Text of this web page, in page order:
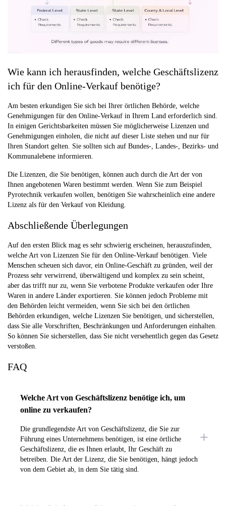
Wie kann ich herausfinden, welche Geschäftslizenz
ich für den Online-Verkauf benötige?
Am besten erkundigen Sie sich bei Ihrer örtlichen Behörde, welche
Genehmigungen für den Online-Verkauf in Ihrem Land erforderlich sind.
In einigen Gerichtsbarkeiten müssen Sie möglicherweise Lizenzen und
Genehmigungen einholen, die nicht auf dieser Liste stehen und nur für
Ihren Standort gelten. Sie sollten sich auf Bundes-, Landes-, Bezirks- und
Kommunalebene informieren.
Die Lizenzen, die Sie benötigen, können auch durch die Art der von
Ihnen angebotenen Waren bestimmt werden. Wenn Sie zum Beispiel
Pyrotechnik verkaufen wollen, benötigen Sie wahrscheinlich eine andere
Lizenz als für den Verkauf von Kleidung.
Abschließende Überlegungen
Auf den ersten Blick mag es sehr schwierig erscheinen, herauszufinden,
welche Art von Lizenzen Sie für den Online-Verkauf benötigen. Viele
Menschen scheuen sich davor, ein Online-Geschäft zu gründen, weil der
Prozess sehr verwirrend, überwältigend und komplex zu sein scheint,
aber das trifft nur zu, wenn Sie verbotene Produkte verkaufen oder Ihre
Waren in andere Länder exportieren. Sie können jedoch Probleme mit
den Behörden leicht vermeiden, wenn Sie sich bei den örtlichen
Behörden erkundigen, welche Lizenzen Sie benötigen, und sicherstellen,
dass Sie alle Vorschriften, Beschränkungen und Anforderungen einhalten.
So können Sie sicherstellen, dass Sie nicht versehentlich gegen das Gesetz
verstoßen.
FAQ
Welche Art von Geschäftslizenz benötige ich, um
online zu verkaufen?
Die grundlegendste Art von Geschäftslizenz, die Sie zur
Führung eines Unternehmens benötigen, ist eine örtliche
Geschäftslizenz, die es Ihnen erlaubt, Ihr Geschäft zu
betreiben. Die Art der Lizenz, die Sie benötigen, hängt jedoch
von dem Gebiet ab, in dem Sie tätig sind.